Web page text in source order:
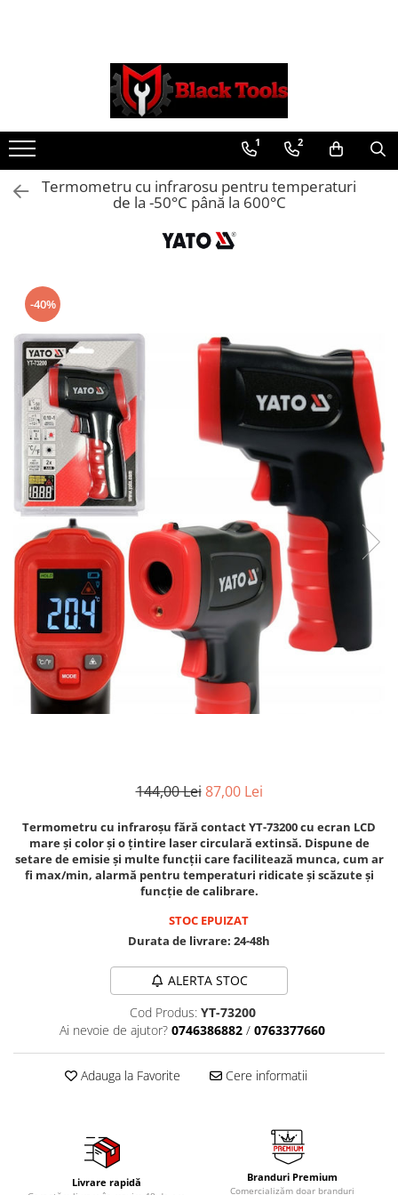
Scule Service Auto
Chei Si Truse De Chei
Chei combinate
Chei Combinate Cu Clichet
Chei Cotite
Clesti pentru sertizat
Clesti pentru sigurante
Clesti reglabili pentru tevi
Clesti service auto
Clesti universali
Clima/Aer conditionat
Cricuri cutie viteze
Dispozitive de sablat & accesorii
Dispozitive spalat piese
Dulapuri Bancuri Carucioare
Bancuri de lucru
Carucioare pentru marfa
Cutii pentru scule
Dulapuri echipate
Dulapuri pentru scule
Module scule
Echipamente De Sudura
Aparate taiere cu plasma
Sudura In Puncte
Tig-Wig
Pompe si Cilindri Hidraulici
Redresoare,Roboti Pornire,Cabluri
Accesorii schimb ulei
Chei buson baie ulei
Recuperatoare de ulei
Aparate de nituit si capsat
1 2
Termometru cu infrarosu pentru temperaturi
de la -50°C până la 600°C
-40%
144,00 Lei 87,00 Lei
Termometru cu infraroșu fără contact YT-73200 cu ecran LCD
mare și color și o țintire laser circulară extinsă. Dispune de
setare de emisie și multe funcții care facilitează munca, cum ar
fi max/min, alarmă pentru temperaturi ridicate și scăzute și
funcție de calibrare.
STOC EPUIZAT
Durata de livrare: 24-48h
ALERTA STOC
Cod Produs: YT-73200
Ai nevoie de ajutor? 0746386882 / 0763377660
Adauga la Favorite Cere informatii
Livrare rapidă Branduri Premium
Comercializăm doar branduri